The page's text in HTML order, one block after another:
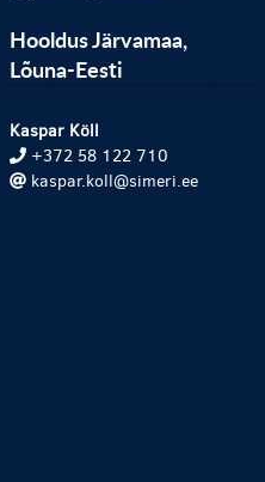
Hooldus Järvamaa,
Lõuna-Eesti
Kaspar Köll
+372 58 122 710
kaspar.koll@simeri.ee